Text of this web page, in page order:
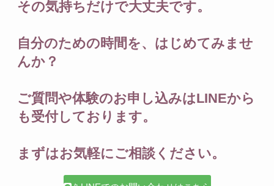
その気持ちだけで大丈夫です。
自分のための時間を、はじめてみませ
んか？
ご質問や体験のお申し込みはLINEから
も受付しております。
まずはお気軽にご相談ください。